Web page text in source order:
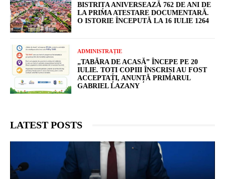
BISTRIȚA ANIVERSEAZĂ 762 DE ANI DE
LA PRIMA ATESTARE DOCUMENTARĂ.
O ISTORIE ÎNCEPUTĂ LA 16 IULIE 1264
ADMINISTRAȚIE
„TABĂRA DE ACASĂ” ÎNCEPE PE 20
IULIE. TOȚI COPIII ÎNSCRIȘI AU FOST
ACCEPTAȚI, ANUNȚĂ PRIMARUL
GABRIEL LAZANY
LATEST POSTS